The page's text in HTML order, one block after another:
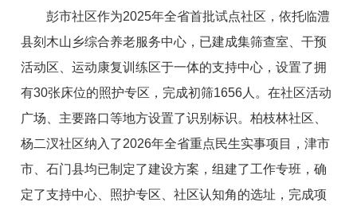
彭市社区作为2025年全省首批试点社区，依托临澧
县刻木山乡综合养老服务中心，已建成集筛查室、干预
活动区、运动康复训练区于一体的支持中心，设置了拥
有30张床位的照护专区，完成初筛1656人。在社区活动
广场、主要路口等地方设置了识别标识。柏枝林社区、
杨二汊社区纳入了2026年全省重点民生实事项目，津市
市、石门县均已制定了建设方案，组建了工作专班，确
定了支持中心、照护专区、社区认知角的选址，完成项